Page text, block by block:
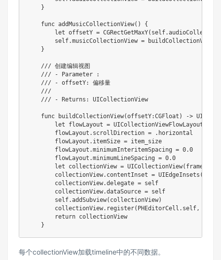
    }
    func addMusicCollectionView() {
let offsetY =
self.musicCollectionView =
    }
    /// 创建编辑视图
    /// - Parameter :
    /// - offsetY: 偏移量
    ///
    /// - Returns: UICollectionView
func buildCollectionView(offsetY:CGFloat) ->
        let flowLayout = UICollectionViewFlowLayout()
        flowLayout.scrollDirection = .horizontal
        flowLayout.itemSize = item_size
        flowLayout.minimumInteritemSpacing = 0.0
        flowLayout.minimumLineSpacing = 0.0
let collectionView = UICollectionView(frame:
collectionView.contentInset =
        collectionView.delegate = self
        collectionView.dataSource = self
        self.addSubview(collectionView)
collectionView.register(PHEditorCell.self,
        return collectionView
    }
每个collectionView加载timeline中的不同数据。